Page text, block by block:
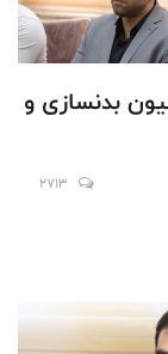
بدنسازی و
2713